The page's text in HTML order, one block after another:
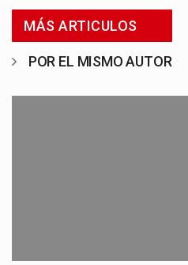
MÁS ARTICULOS
POR EL MISMO AUTOR